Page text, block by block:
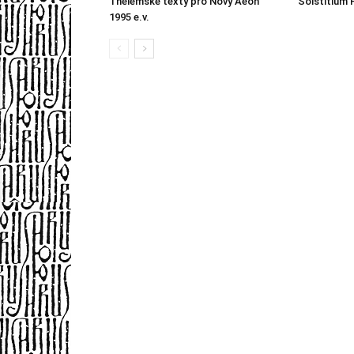
1995 e.v.